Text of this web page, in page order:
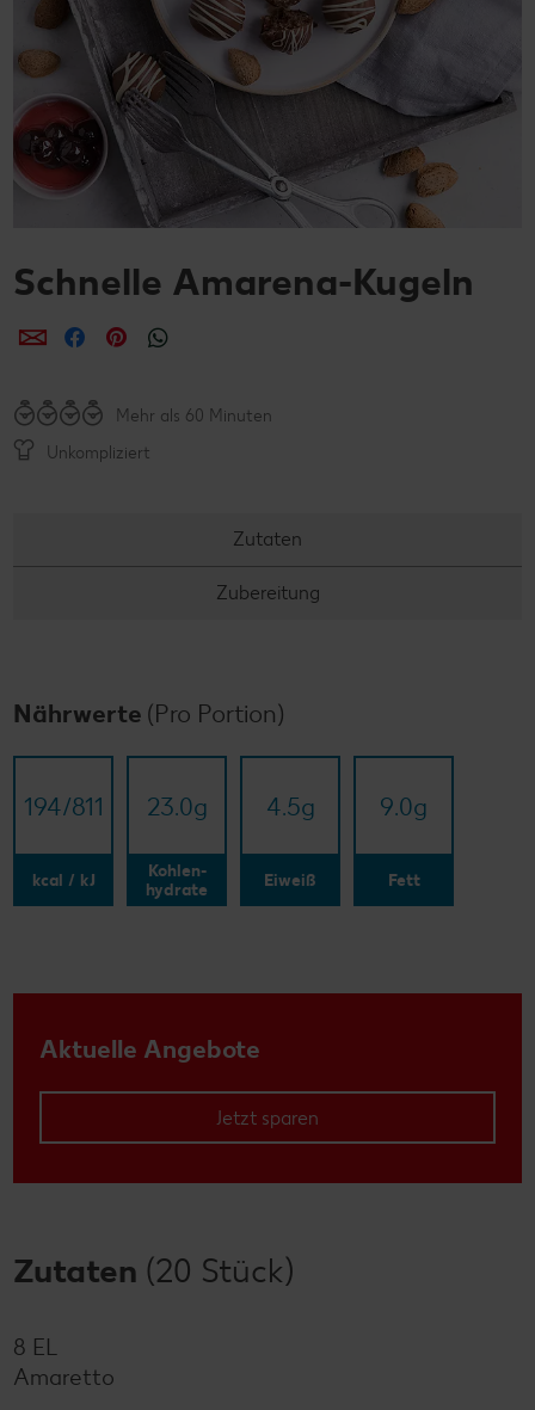
Schnelle Amarena-Kugeln
per E-Mail teilen
per Facebook teilen
per Pinterest teilen
Mehr als 60 Minuten
Unkompliziert
Zutaten
Zubereitung
Nährwerte (Pro Portion)
194/​811
kcal / kJ
23.0g
Kohlen-
hydrate
4.5g
Eiweiß
9.0g
Fett
Aktuelle Angebote
Jetzt sparen
Zutaten (20 Stück)
8 EL
Amaretto